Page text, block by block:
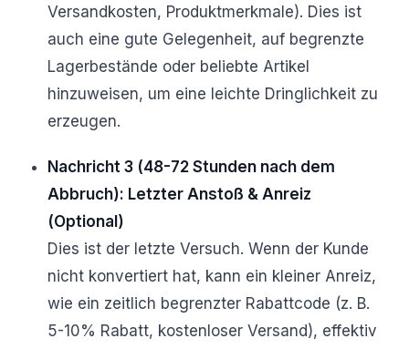
Versandkosten, Produktmerkmale). Dies ist
auch eine gute Gelegenheit, auf begrenzte
Lagerbestände oder beliebte Artikel
hinzuweisen, um eine leichte Dringlichkeit zu
erzeugen.
Nachricht 3 (48-72 Stunden nach dem
Abbruch): Letzter Anstoß & Anreiz
(Optional)
Dies ist der letzte Versuch. Wenn der Kunde
nicht konvertiert hat, kann ein kleiner Anreiz,
wie ein zeitlich begrenzter Rabattcode (z. B.
5-10% Rabatt, kostenloser Versand), effektiv